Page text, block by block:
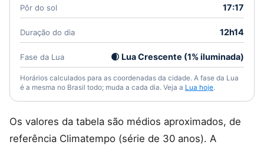
Pôr do sol 17:17
Duração do dia 12h14
Fase da Lua 🌒 Lua Crescente (1% iluminada)
Horários calculados para as coordenadas da cidade. A fase da Lua
é a mesma no Brasil todo; muda a cada dia. Veja a Lua hoje.
Os valores da tabela são médios aproximados, de
referência Climatempo (série de 30 anos). A